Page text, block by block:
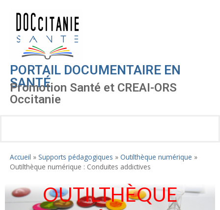
PORTAIL DOCUMENTAIRE EN
SANTÉ
Promotion Santé et CREAI-ORS
Occitanie
Accueil » Supports pédagogiques » Outilthèque numérique »
Outilthèque numérique : Conduites addictives
OUTILTHÈQUE